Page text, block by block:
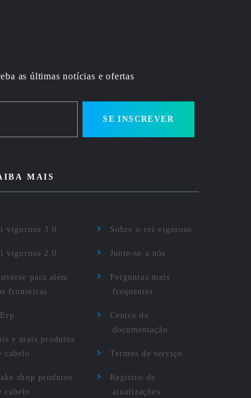
as últimas notícias e ofertas
SE INSCREVER
MAIS
vigoroso 3.0
vigoroso 2.0
para além
fronteiras
e mais produtos
cabelo
shop produtos
cabelo
Sobre o rei vigoroso
Junte-se a nós
Perguntas mais
frequentes
Centro de
documentação
Termos de serviço
Registro de
atualizações